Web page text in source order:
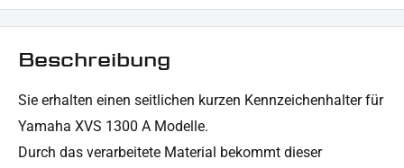
Beschreibung
Sie erhalten einen seitlichen kurzen Kennzeichenhalter für
Yamaha XVS 1300 A Modelle.
Durch das verarbeitete Material bekommt dieser